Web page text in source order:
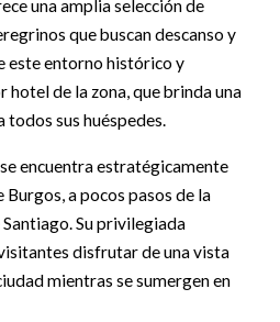
una amplia selección de
que buscan descanso y
este entorno histórico y
hotel de la zona, que brinda una
todos sus huéspedes.
encuentra estratégicamente
Burgos, a pocos pasos de la
Su privilegiada
disfrutar de una vista
mientras se sumergen en